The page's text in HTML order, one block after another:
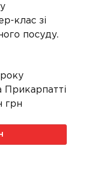
клас зі
посуду.
Прикарпатті
грн